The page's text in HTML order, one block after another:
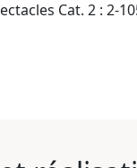
Cat. 2 : 2-